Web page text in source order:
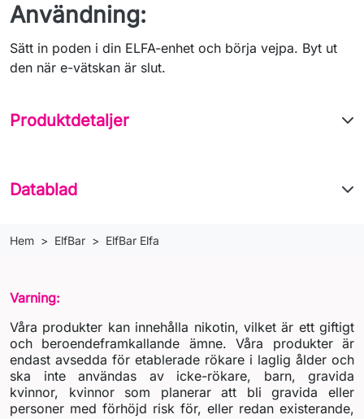
Användning:
Sätt in poden i din ELFA-enhet och börja vejpa. Byt ut
den när e-vätskan är slut.
Produktdetaljer
Datablad
Hem ElfBar ElfBar Elfa
Varning:
Våra produkter kan innehålla nikotin, vilket är ett giftigt
och beroendeframkallande ämne. Våra produkter är
endast avsedda för etablerade rökare i laglig ålder och
ska inte användas av icke-rökare, barn, gravida
kvinnor, kvinnor som planerar att bli gravida eller
personer med förhöjd risk för, eller redan existerande,